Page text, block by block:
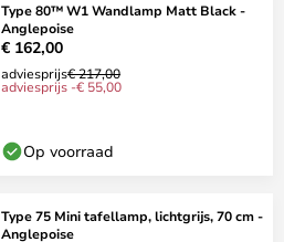
Type 80™ W1 Wandlamp Matt Black -
Anglepoise
€ 162,00
adviesprijs€ 217,00
adviesprijs -€ 55,00
Op voorraad
Type 75 Mini tafellamp, lichtgrijs, 70 cm -
Anglepoise